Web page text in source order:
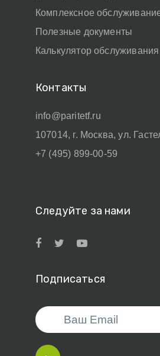
Комплексное
Полезные документы
Калькулятор обслуживания
Контакты
info@paritetf.ru
107014, г. Москва, ул.
+7 (495) 899-00-59
Следуйте за нами
Подписаться